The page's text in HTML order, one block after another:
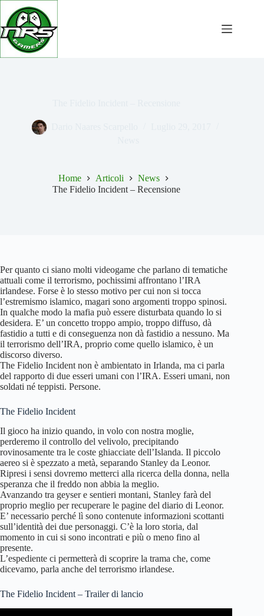
Salta
contenuto
Home Articoli
News
The Fidelio Incident – Recensione
Per quanto ci siano molti videogame che parlano di tematiche
attuali come il terrorismo, pochissimi affrontano l’IRA
irlandese. Forse è lo stesso motivo per cui non si tocca
l’estremismo islamico, magari sono argomenti troppo spinosi.
In qualche modo la mafia può essere disturbata quando lo si
desidera. E’ un concetto troppo ampio, troppo diffuso, dà
fastidio a tutti e di conseguenza non dà fastidio a nessuno. Ma
il terrorismo dell’IRA, proprio come quello islamico, è un
discorso diverso.
The Fidelio Incident non è ambientato in Irlanda, ma ci parla
del rapporto di due esseri umani con l’IRA. Esseri umani, non
soldati né teppisti. Persone.
The Fidelio Incident
Il gioco ha inizio quando, in volo con nostra moglie,
perderemo il controllo del velivolo, precipitando
rovinosamente tra le coste ghiacciate dell’Islanda. Il piccolo
aereo si è spezzato a metà, separando Stanley da Leonor.
Ripresi i sensi dovremo metterci alla ricerca della donna, nella
speranza che il freddo non abbia la meglio.
Avanzando tra geyser e sentieri montani, Stanley farà del
proprio meglio per recuperare le pagine del diario di Leonor.
E’ necessario perché lì sono contenute informazioni scottanti
sull’identità dei due personaggi. C’è la loro storia, dal
momento in cui si sono incontrati e più o meno fino al
presente.
L’espediente ci permetterà di scoprire la trama che, come
dicevamo, parla anche del terrorismo irlandese.
The Fidelio Incident – Trailer di lancio